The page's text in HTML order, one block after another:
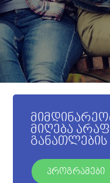
მიღება
განათლების
პროგრამები